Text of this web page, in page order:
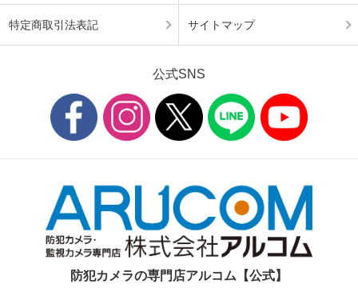
特定商取引法表記 サイトマップ
公式SNS
防犯カメラの専門店アルコム【公式】